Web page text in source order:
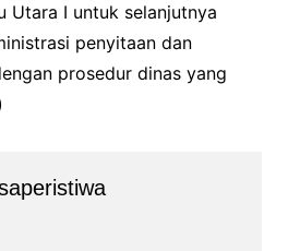
Utara I untuk selanjutnya
penyitaan dan
prosedur dinas yang